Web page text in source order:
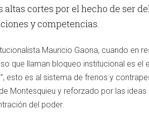
altas cortes por el hecho de ser
y competencias.
Mauricio Gaona, cuando en
que llaman bloqueo institucional es
esto es al sistema de frenos y
Montesquieu y reforzado por las
del poder.